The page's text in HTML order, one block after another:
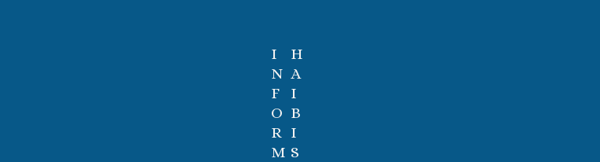
I
N
F
O
R
M
H
A
I
B
I
S